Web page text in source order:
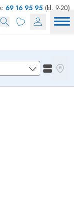
69 16 95 95 (kl. 9-20)
Se